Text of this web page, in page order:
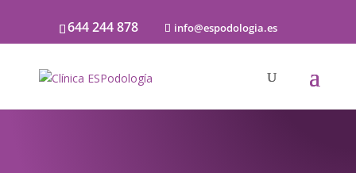
644 244 878 info@espodologia.es